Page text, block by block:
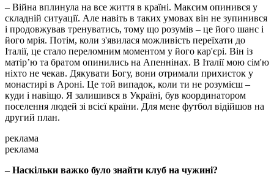
– Війна вплинула на все життя в країні. Максим опинився у
складній ситуації. Але навіть в таких умовах він не зупинився
і продовжував тренуватись, тому що розумів – це його шанс і
його мрія. Потім, коли з'явилася можливість переїхати до
Італії, це стало переломним моментом у його кар'єрі. Він із
матір’ю та братом опинились на Апеннінах. В Італії мою сім'ю
ніхто не чекав. Дякувати Богу, вони отримали прихисток у
монастирі в Ароні. Це той випадок, коли ти не розумієш –
куди і навіщо. Я залишився в Україні, був координатором
поселення людей зі всієї країни. Для мене футбол відійшов на
другий план.
реклама
реклама
– Наскільки важко було знайти клуб на чужині?